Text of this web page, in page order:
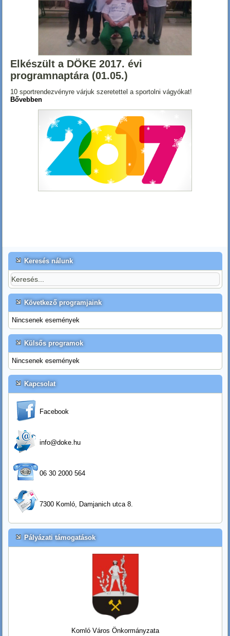
Elkészült a DÖKE 2017. évi
programnaptára (01.05.)
10 sportrendezvényre várjuk szeretettel a sportolni vágyókat!
Bővebben
Keresés nálunk
Következő programjaink
Nincsenek események
Külsős programok
Nincsenek események
Kapcsolat
Facebook
info@doke.hu
06 30 2000 564
7300 Komló, Damjanich utca 8.
Pályázati támogatások
Komló Város Önkormányzata